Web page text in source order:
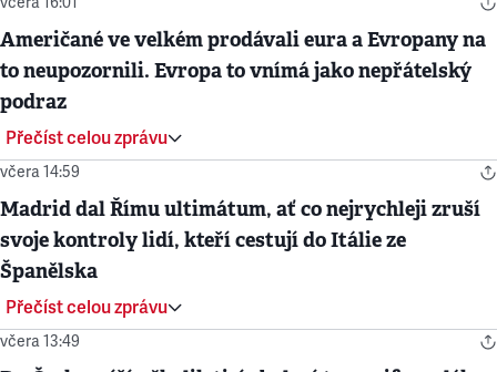
Američané ve velkém prodávali eura a Evropany na
to neupozornili. Evropa to vnímá jako nepřátelský
podraz
Přečíst celou zprávu
včera 14:59
Madrid dal Římu ultimátum, ať co nejrychleji zruší
svoje kontroly lidí, kteří cestují do Itálie ze
Španělska
Přečíst celou zprávu
včera 13:49